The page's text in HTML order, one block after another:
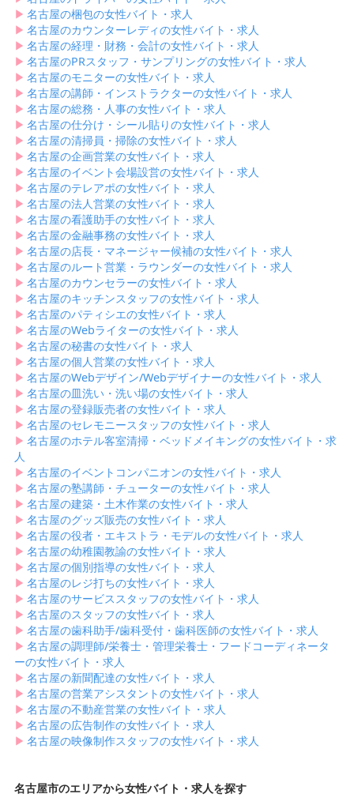
▶︎ 名古屋の梱包の女性バイト・求人
▶︎ 名古屋のカウンターレディの女性バイト・求人
▶︎ 名古屋の経理・財務・会計の女性バイト・求人
▶︎ 名古屋のPRスタッフ・サンプリングの女性バイト・求人
▶︎ 名古屋のモニターの女性バイト・求人
▶︎ 名古屋の講師・インストラクターの女性バイト・求人
▶︎ 名古屋の総務・人事の女性バイト・求人
▶︎ 名古屋の仕分け・シール貼りの女性バイト・求人
▶︎ 名古屋の清掃員・掃除の女性バイト・求人
▶︎ 名古屋の企画営業の女性バイト・求人
▶︎ 名古屋のイベント会場設営の女性バイト・求人
▶︎ 名古屋のテレアポの女性バイト・求人
▶︎ 名古屋の法人営業の女性バイト・求人
▶︎ 名古屋の看護助手の女性バイト・求人
▶︎ 名古屋の金融事務の女性バイト・求人
▶︎ 名古屋の店長・マネージャー候補の女性バイト・求人
▶︎ 名古屋のルート営業・ラウンダーの女性バイト・求人
▶︎ 名古屋のカウンセラーの女性バイト・求人
▶︎ 名古屋のキッチンスタッフの女性バイト・求人
▶︎ 名古屋のパティシエの女性バイト・求人
▶︎ 名古屋のWebライターの女性バイト・求人
▶︎ 名古屋の秘書の女性バイト・求人
▶︎ 名古屋の個人営業の女性バイト・求人
▶︎ 名古屋のWebデザイン/Webデザイナーの女性バイト・求人
▶︎ 名古屋の皿洗い・洗い場の女性バイト・求人
▶︎ 名古屋の登録販売者の女性バイト・求人
▶︎ 名古屋のセレモニースタッフの女性バイト・求人
▶︎ 名古屋のホテル客室清掃・ベッドメイキングの女性バイト・求
人
▶︎ 名古屋のイベントコンパニオンの女性バイト・求人
▶︎ 名古屋の塾講師・チューターの女性バイト・求人
▶︎ 名古屋の建築・土木作業の女性バイト・求人
▶︎ 名古屋のグッズ販売の女性バイト・求人
▶︎ 名古屋の役者・エキストラ・モデルの女性バイト・求人
▶︎ 名古屋の幼稚園教諭の女性バイト・求人
▶︎ 名古屋の個別指導の女性バイト・求人
▶︎ 名古屋のレジ打ちの女性バイト・求人
▶︎ 名古屋のサービススタッフの女性バイト・求人
▶︎ 名古屋のスタッフの女性バイト・求人
▶︎ 名古屋の歯科助手/歯科受付・歯科医師の女性バイト・求人
▶︎ 名古屋の調理師/栄養士・管理栄養士・フードコーディネータ
ーの女性バイト・求人
▶︎ 名古屋の新聞配達の女性バイト・求人
▶︎ 名古屋の営業アシスタントの女性バイト・求人
▶︎ 名古屋の不動産営業の女性バイト・求人
▶︎ 名古屋の広告制作の女性バイト・求人
▶︎ 名古屋の映像制作スタッフの女性バイト・求人
名古屋市のエリアから女性バイト・求人を探す